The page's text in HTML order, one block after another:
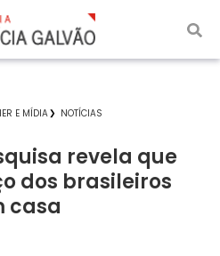
E MÍDIA NOTÍCIAS
revela que
dos brasileiros
casa